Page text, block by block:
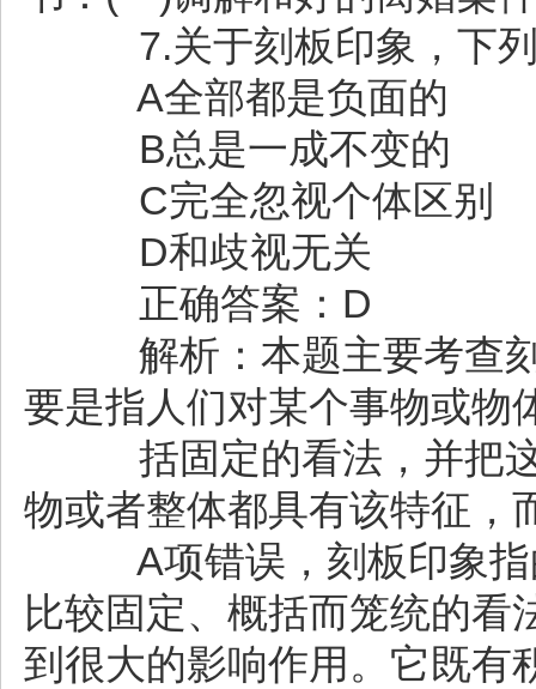
7.关于刻板印象，下列
A全部都是负面的
B总是一成不变的
C完全忽视个体区别
D和歧视无关
正确答案：D
解析：本题主要考查刻
要是指人们对某个事物或物
括固定的看法，并把这
物或者整体都具有该特征，
A项错误，刻板印象指
比较固定、概括而笼统的看
到很大的影响作用。它既有